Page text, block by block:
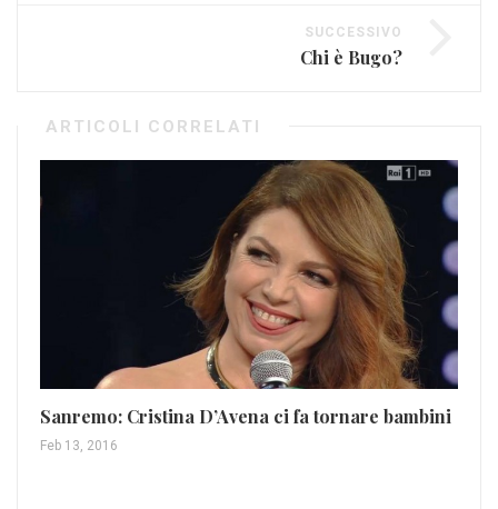
SUCCESSIVO
Chi è Bugo?
ARTICOLI CORRELATI
Sanremo: Cristina D’Avena ci fa tornare bambini
Feb 13, 2016